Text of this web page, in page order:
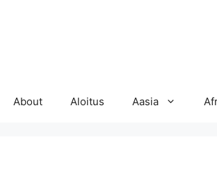
About Aloitus Aasia